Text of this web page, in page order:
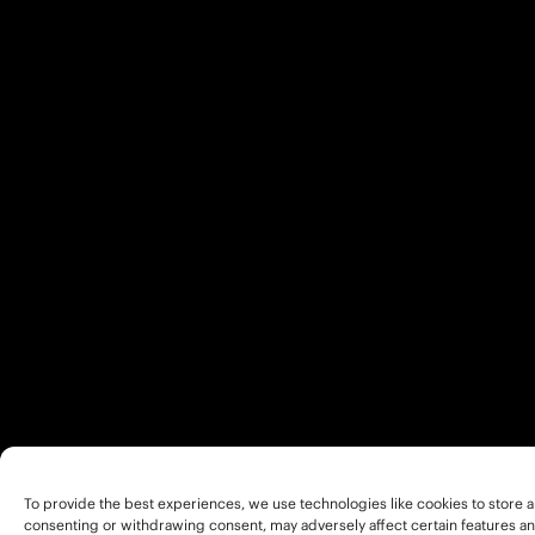
To provide the best experiences, we use technologies like cookies to
consenting or withdrawing consent, may adversely affect certain features